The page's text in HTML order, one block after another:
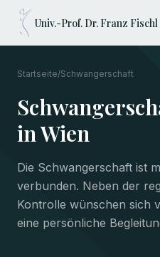
Univ.-Prof. Dr. Franz Fischl
Startseite/Schwangerschaft
in Wien
Die Schwangerschaft ist
verbunden. Neben der
Kontrolle wünschen sich
eine persönliche